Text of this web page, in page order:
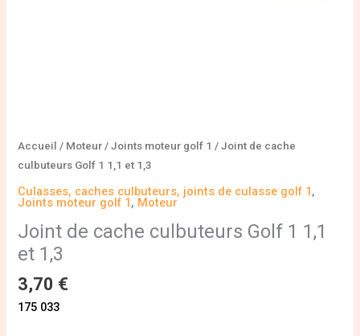
Accueil / Moteur /Joints moteur golf 1 / Joint de cache
culbuteurs Golf 1 1,1 et 1,3
Culasses, caches culbuteurs, joints de culasse golf 1,
Joints moteur golf 1, Moteur
Joint de cache culbuteurs Golf 1 1,1
et 1,3
3,70 €
175 033